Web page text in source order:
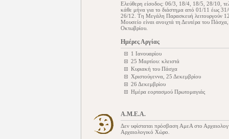
Ελεύθερη είσοδος: 06/3, 18/4, 18/5, 28/10,
κάθε μήνα για το διάστημα από 01/11 έως
26/12. Tη Μεγάλη Παρασκευή λειτουργούν
Μουσείο είναι ανοιχτά τη Δευτέρα του
Οκτωβρίου.
Ημέρες Αργίας
1 Ιανουαρίου
25 Μαρτίου: κλειστά
Κυριακή του Πάσχα
Χριστούγεννα, 25 Δεκεμβρίου
26 Δεκεμβρίου
Ημέρα εορτασμού Πρωτομαγιάς
Α.Μ.Ε.Α.
Δεν υφίσταται πρόσβαση ΑμεΑ στο
Αρχαιολογικό Χώρο.